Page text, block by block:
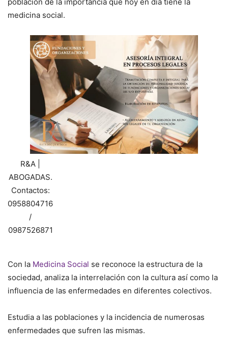
medicina social.
R&A |
ABOGADAS.
Contactos:
0958804716
/
0987526871
Con la Medicina Social se reconoce la estructura de la
sociedad, analiza la interrelación con la cultura así como la
influencia de las enfermedades en diferentes colectivos.
Estudia a las poblaciones y la incidencia de numerosas
enfermedades que sufren las mismas.